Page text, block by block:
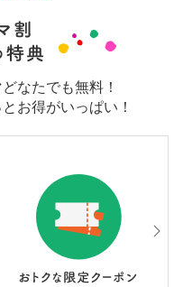
なたでも無料！
お得がいっぱい！